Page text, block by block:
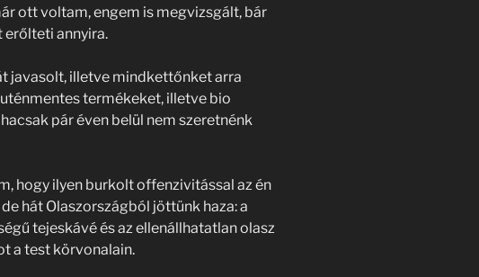
ott voltam, engem is megvizsgált, bár
erőlteti annyira.
javasolt, illetve mindkettőnket arra
termékeket, illetve bio
pár éven belül nem szeretnénk
hogy ilyen burkolt offenzivitással az én
hát Olaszországból jöttünk haza: a
tejeskávé és az ellenállhatatlan olasz
a test körvonalain.